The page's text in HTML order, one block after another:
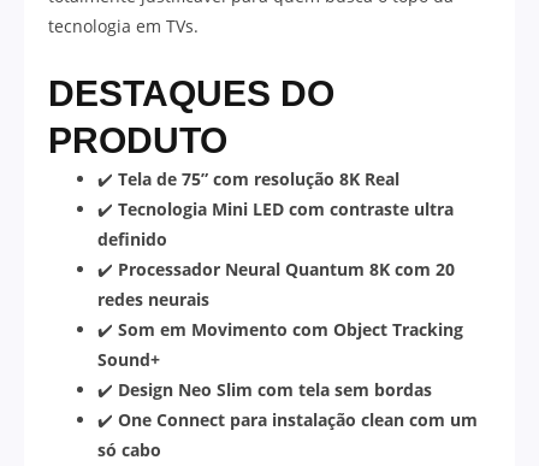
tecnologia em TVs.
DESTAQUES DO
PRODUTO
✔️Tela de 75” com resolução 8K Real
✔️Tecnologia Mini LED com contraste ultra
definido
✔️ Processador Neural Quantum 8K com 20
redes neurais
✔️Som em Movimento com Object Tracking
Sound+
✔️ Design Neo Slim com tela sem bordas
✔️One Connect para instalação clean com um
só cabo